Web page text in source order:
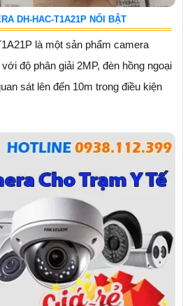
DH-HAC-T1A21P NỔI BẬT
là một sản phẩm camera
độ phân giải 2MP, đèn hồng ngoại
sát lên đến 10m trong điều kiện